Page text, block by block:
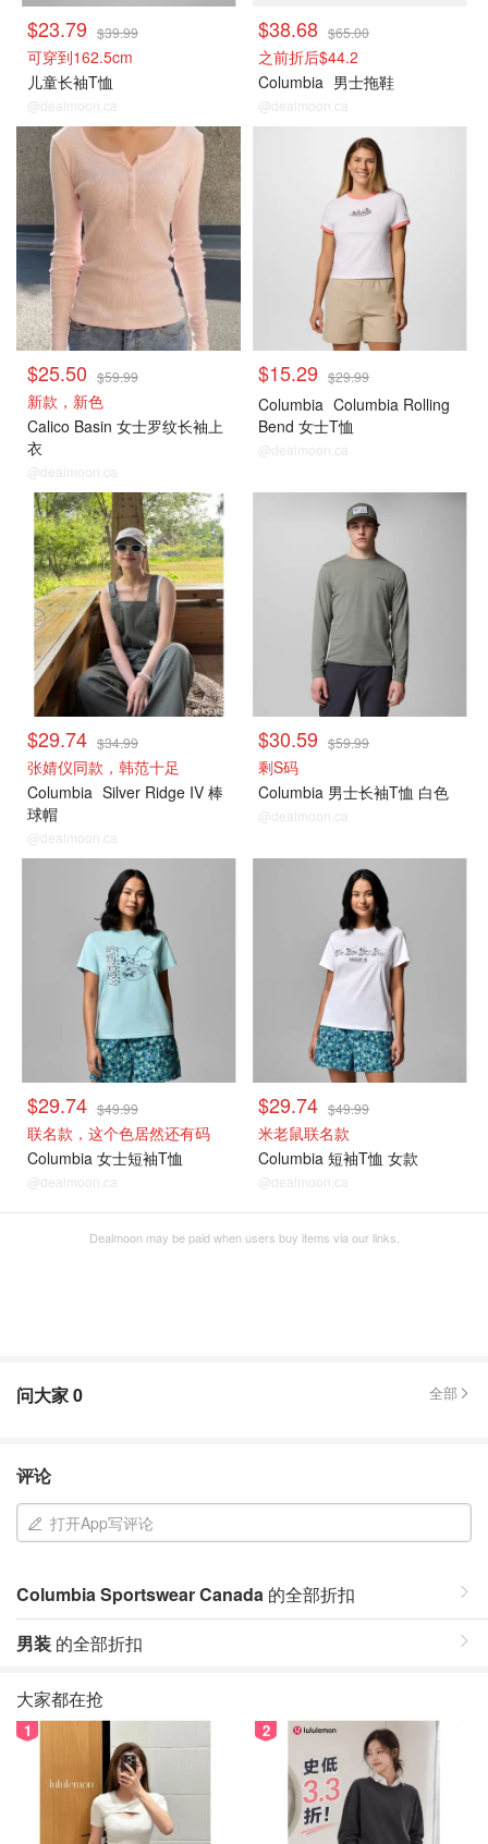
$23.79 $39.99
可穿到162.5cm
儿童长袖T恤
@dealmoon.ca
$38.68 $65.00
之前折后$44.2
Columbia 男士拖鞋
@dealmoon.ca
$25.50 $59.99
新款，新色
Calico Basin 女士罗纹长袖上
衣
@dealmoon.ca
$15.29 $29.99
Columbia Columbia Rolling
Bend 女士T恤
@dealmoon.ca
$29.74 $34.99
张婧仪同款，韩范十足
Columbia Silver Ridge IV 棒
球帽
@dealmoon.ca
$30.59 $59.99
剩S码
Columbia 男士长袖T恤 白色
@dealmoon.ca
$29.74 $49.99
联名款，这个色居然还有码
Columbia 女士短袖T恤
@dealmoon.ca
$29.74 $49.99
米老鼠联名款
Columbia 短袖T恤 女款
@dealmoon.ca
Dealmoon may be paid when users buy items via our links.
问大家0 全部
评论
打开App写评论
Columbia Sportswear Canada 的全部折扣
男装 的全部折扣
大家都在抢
1 2